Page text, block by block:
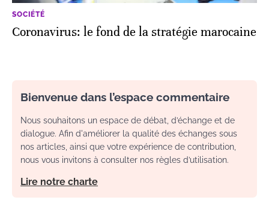
SOCIÉTÉ
Coronavirus: le fond de la stratégie marocaine
Bienvenue dans l’espace commentaire
Nous souhaitons un espace de débat, d’échange et de
dialogue. Afin d'améliorer la qualité des échanges sous
nos articles, ainsi que votre expérience de contribution,
nous vous invitons à consulter nos règles d’utilisation.
Lire notre charte